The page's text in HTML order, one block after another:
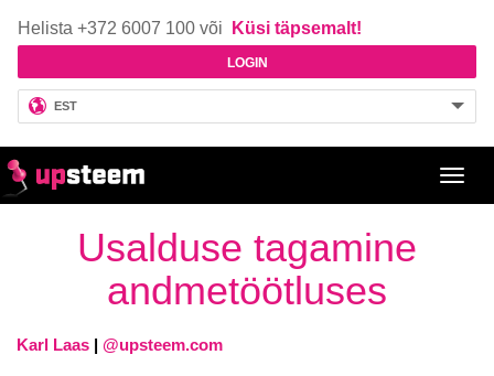
Helista +372 6007 100 või Küsi täpsemalt!
LOGIN
EST
Usalduse tagamine
andmetöötluses
Karl Laas | @upsteem.com